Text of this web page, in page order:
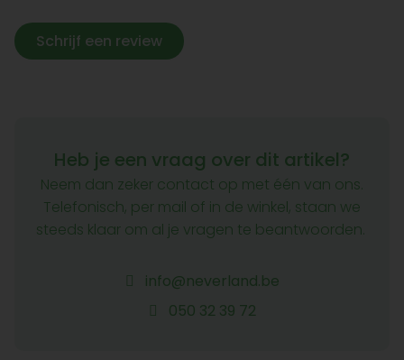
Schrijf een review
Heb je een vraag over dit artikel?
Neem dan zeker contact op met één van ons.
Telefonisch, per mail of in de winkel, staan we
steeds klaar om al je vragen te beantwoorden.
info@neverland.be
050 32 39 72